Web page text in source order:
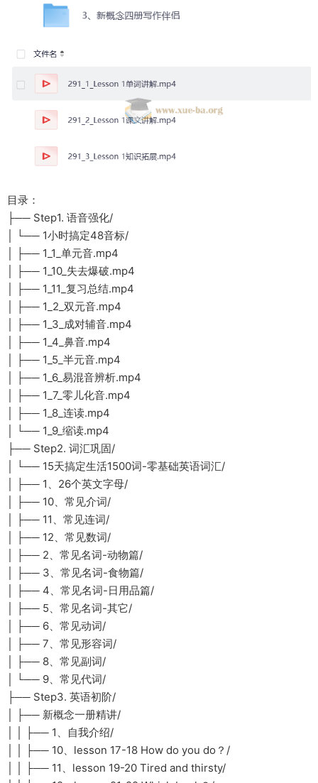
目录：
├── Step1. 语音强化/
│ └── 1小时搞定48音标/
│ ├── 1_1_单元音.mp4
│ ├── 1_10_失去爆破.mp4
│ ├── 1_11_复习总结.mp4
│ ├── 1_2_双元音.mp4
│ ├── 1_3_成对辅音.mp4
│ ├── 1_4_鼻音.mp4
│ ├── 1_5_半元音.mp4
│ ├── 1_6_易混音辨析.mp4
│ ├── 1_7_零儿化音.mp4
│ ├── 1_8_连读.mp4
│ └── 1_9_缩读.mp4
├── Step2. 词汇巩固/
│ └── 15天搞定生活1500词-零基础英语词汇/
│ ├── 1、26个英文字母/
│ ├── 10、常见介词/
│ ├── 11、常见连词/
│ ├── 12、常见数词/
│ ├── 2、常见名词-动物篇/
│ ├── 3、常见名词-食物篇/
│ ├── 4、常见名词-日用品篇/
│ ├── 5、常见名词-其它/
│ ├── 6、常见动词/
│ ├── 7、常见形容词/
│ ├── 8、常见副词/
│ └── 9、常见代词/
├── Step3. 英语初阶/
│ ├── 新概念一册精讲/
│ │ ├── 1、自我介绍/
│ │ ├── 10、lesson 17-18 How do you do？/
│ │ ├── 11、lesson 19-20 Tired and thirsty/